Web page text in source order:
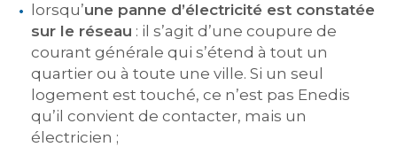
lorsqu’une panne d’électricité est constatée
sur le réseau : il s’agit d’une coupure de
courant générale qui s’étend à tout un
quartier ou à toute une ville. Si un seul
logement est touché, ce n’est pas Enedis
qu’il convient de contacter, mais un
électricien ;